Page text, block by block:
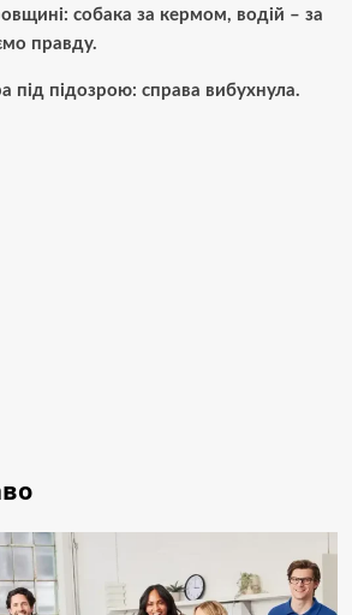
собака за кермом, водій – за
правду.
під підозрою: справа вибухнула.